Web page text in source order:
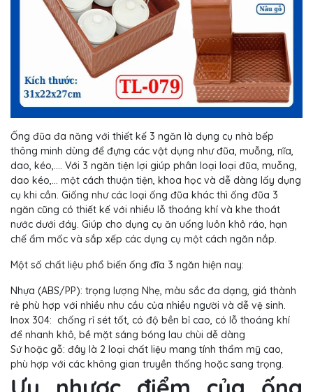
Ống đũa đa năng với thiết kế 3 ngăn là dụng cụ nhà bếp
thông minh dùng để đựng các vật dụng như đũa, muỗng, nĩa,
dao, kéo,.... Với 3 ngăn tiện lợi giúp phân loại loại đũa, muỗng,
dao kéo,... một cách thuận tiện, khoa học và dễ dàng lấy dụng
cụ khi cần. Giống như các loại ống đũa khác thì ống đũa 3
ngăn cũng có thiết kế với nhiều lỗ thoáng khí và khe thoát
nước dưới đáy. Giúp cho dụng cụ ăn uống luôn khô ráo, hạn
chế ẩm mốc và sắp xếp các dụng cụ một cách ngăn nắp.
​Một số chất liệu phổ biến ống đĩa 3 ngăn hiện nay:
Nhựa (ABS/PP): trọng lượng Nhẹ, màu sắc đa dạng, giá thành
rẻ phù hợp với nhiều nhu cầu của nhiều người và dễ vệ sinh.
​Inox 304: chống rỉ sét tốt, có độ bền bỉ cao, có lỗ thoáng khí
để nhanh khô, bề mặt sáng bóng lau chùi dễ dàng
​Sứ hoặc gỗ: đây là 2 loại chất liệu mang tính thẩm mỹ cao,
phù hợp với các không gian truyền thống hoặc sang trọng.